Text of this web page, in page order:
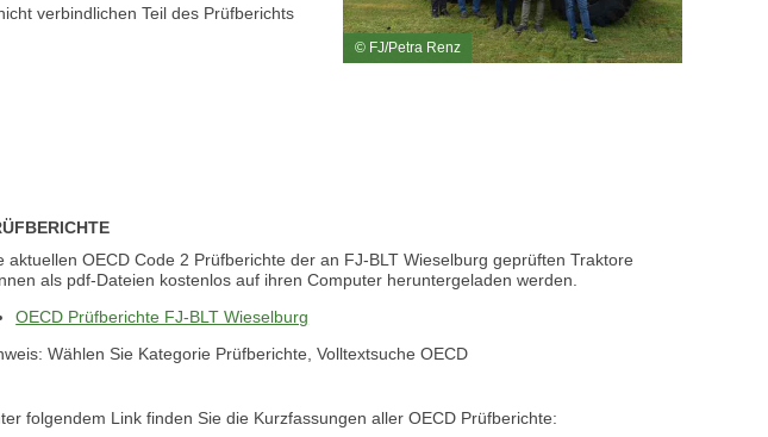
© FJ/Petra Renz
verbindlichen Teil des Prüfberichts
aktuellen OECD Code 2 Prüfberichte der an FJ-BLT Wieselburg geprüften Traktore
als pdf-Dateien kostenlos auf ihren Computer heruntergeladen werden.
OECD Prüfberichte FJ-BLT Wieselburg
Wählen Sie Kategorie Prüfberichte, Volltextsuche OECD
folgendem Link finden Sie die Kurzfassungen aller OECD Prüfberichte: